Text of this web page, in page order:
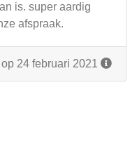
is. super aardig
afspraak.
op 24 februari 2021